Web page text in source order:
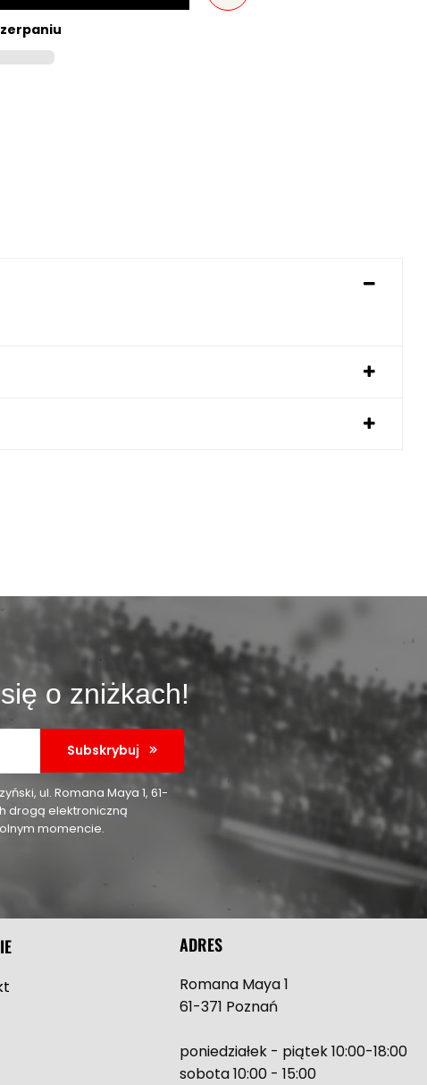
o zniżkach!
Subskrybuj
ul. Romana Maya 1, 61-
drogą elektroniczną
momencie.
ADRES
Romana Maya 1
61-371 Poznań
poniedziałek - piątek 10:00-18:00
sobota 10:00 - 15:00